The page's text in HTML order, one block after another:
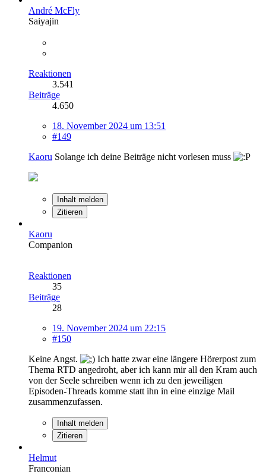
André McFly
Saiyajin
Reaktionen
3.541
Beiträge
4.650
18. November 2024 um 13:51
#149
Kaoru Solange ich deine Beiträge nicht vorlesen muss
Inhalt melden
Zitieren
Kaoru
Companion
Reaktionen
35
Beiträge
28
19. November 2024 um 22:15
#150
Keine Angst.
Ich hatte zwar eine längere Hörerpost zum
Thema RTD angedroht, aber ich kann mir all den Kram auch
von der Seele schreiben wenn ich zu den jeweiligen
Episoden-Threads komme statt ihn in eine einzige Mail
zusammenzufassen.
Inhalt melden
Zitieren
Helmut
Franconian